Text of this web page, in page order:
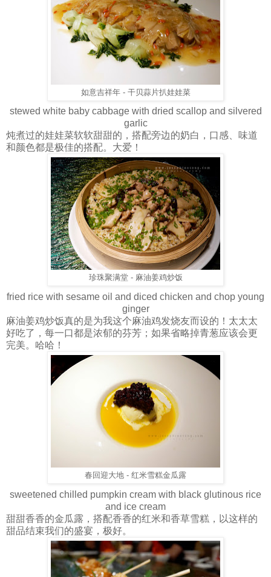
如意吉祥年 - 干贝蒜片扒娃娃菜
stewed white baby cabbage with dried scallop and silvered
garlic
炖煮过的娃娃菜软软甜甜的，搭配旁边的奶白，口感、味道
和颜色都是极佳的搭配。大爱！
珍珠聚满堂 - 麻油姜鸡炒饭
fried rice with sesame oil and diced chicken and chop young
ginger
麻油姜鸡炒饭真的是为我这个麻油鸡发烧友而设的！太太太
好吃了，每一口都是浓郁的芬芳；如果省略掉青葱应该会更
完美。哈哈！
春回迎大地 - 红米雪糕金瓜露
sweetened chilled pumpkin cream with black glutinous rice
and ice cream
甜甜香香的金瓜露，搭配香香的红米和香草雪糕，以这样的
甜品结束我们的盛宴，极好。